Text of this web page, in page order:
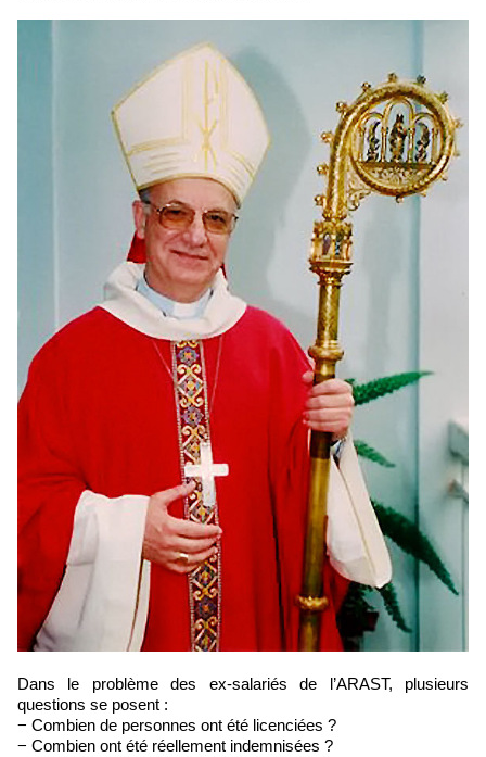
Dans le problème des ex-salariés de l’ARAST, plusieurs
questions se posent :
− Combien de personnes ont été licenciées ?
− Combien ont été réellement indemnisées ?